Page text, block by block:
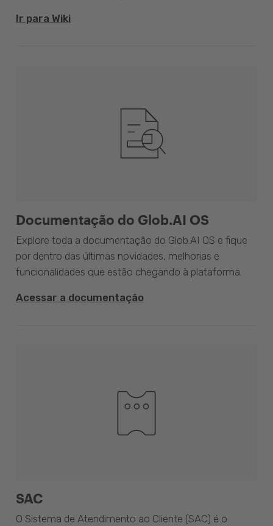
Ir para Wiki
Documentação do Glob.AI OS
Explore toda a documentação do Glob.AI OS e fique
por dentro das últimas novidades, melhorias e
funcionalidades que estão chegando à plataforma.
Acessar a documentação
SAC
O Sistema de Atendimento ao Cliente (SAC) é o